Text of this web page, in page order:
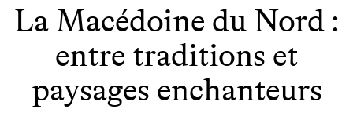
La Macédoine du Nord :
entre traditions et
paysages enchanteurs